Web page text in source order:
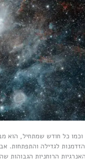
כל חודש שמתחיל, הוא
לגדילה והתפתחות.
הרוחניות הגבוהות